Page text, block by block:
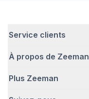
Service clients
Questions fréquentes
Livraison
À propos de Zeeman
Qui sommes-nous ?
Plus Zeeman